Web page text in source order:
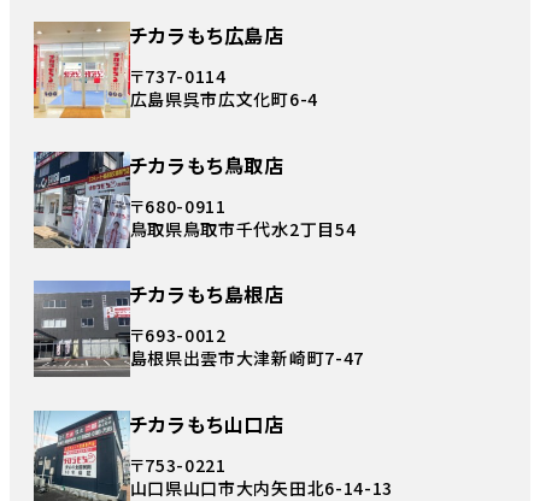
チカラもち広島店
〒737-0114
広島県呉市広文化町6-4
チカラもち鳥取店
〒680-0911
鳥取県鳥取市千代水2丁目54
チカラもち島根店
〒693-0012
島根県出雲市大津新崎町7-47
チカラもち山口店
〒753-0221
山口県山口市大内矢田北6-14-13